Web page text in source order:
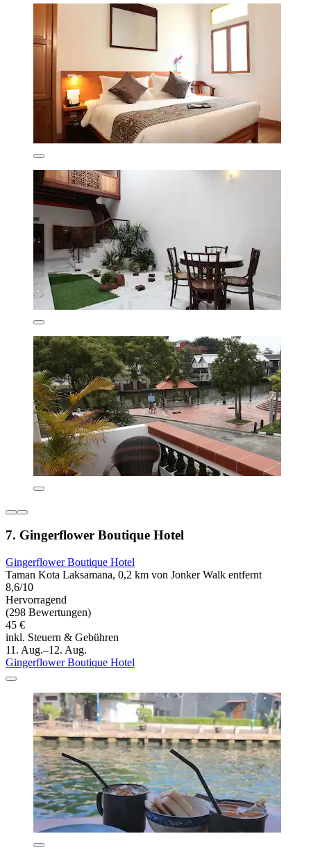
7. Gingerflower Boutique Hotel
Gingerflower Boutique Hotel
Taman Kota Laksamana, 0,2 km von Jonker Walk entfernt
8,6/10
Hervorragend
(298 Bewertungen)
45 €
inkl. Steuern & Gebühren
11. Aug.–12. Aug.
Gingerflower Boutique Hotel